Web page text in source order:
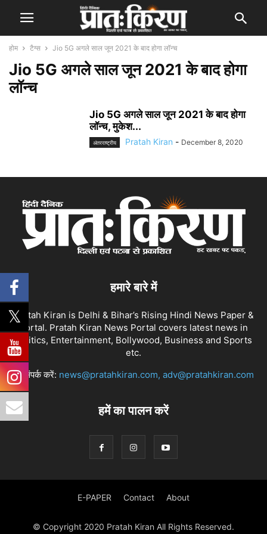
होम टैग्स Jio 5G अगले साल जून 2021 के बाद होगा लॉन्च
Jio 5G अगले साल जून 2021 के बाद होगा
लॉन्च
Jio 5G अगले साल जून 2021 के बाद होगा
लॉन्च, मुकेश...
अंतरराष्ट्रीय Pratah Kiran - December 8, 2020
हमारे बारे में
Pratah Kiran is Delhi & Bihar’s Rising Hindi News Paper &
Portal. Pratah Kiran News Portal covers latest news in
Politics, Entertainment, Bollywood, Business and Sports
etc.
हमें संपर्क करें: news@pratahkiran.com, adv@pratahkiran.com
हमें का पालन करें
E-PAPER Contact About
© Copyright 2020 Pratah Kiran All Rights Reserved.